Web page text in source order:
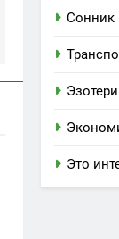
Сонник
Это